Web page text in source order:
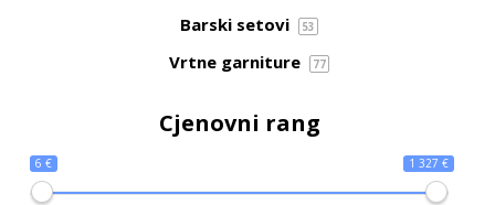
Barski setovi 53
Vrtne garniture 77
Cjenovni rang
6 € 1 327 €